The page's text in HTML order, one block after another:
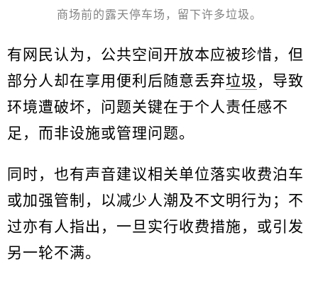
商场前的露天停车场，留下许多垃圾。
有网民认为，公共空间开放本应被珍惜，但
部分人却在享用便利后随意丢弃垃圾 ，导致
环境遭破坏，问题关键在于个人责任感不
足，而非设施或管理问题。
同时，也有声音建议相关单位落实收费泊车
或加强管制，以减少人潮及不文明行为；不
过亦有人指出，一旦实行收费措施，或引发
另一轮不满。